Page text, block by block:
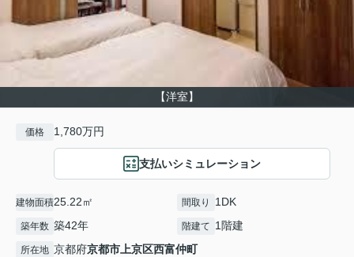
【洋室】
価格 1,780万円
支払いシミュレーション
建物面積25.22㎡ 間取り 1DK
築年数 築42年 階建て 1階建
所在地 京都府京都市上京区西富仲町